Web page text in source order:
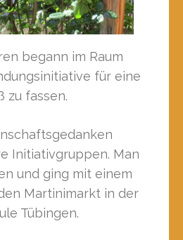
begann im Raum
für eine
zu fassen.
Initiativgruppen. Man
und ging mit einem
Martinimarkt in der
Tübingen.